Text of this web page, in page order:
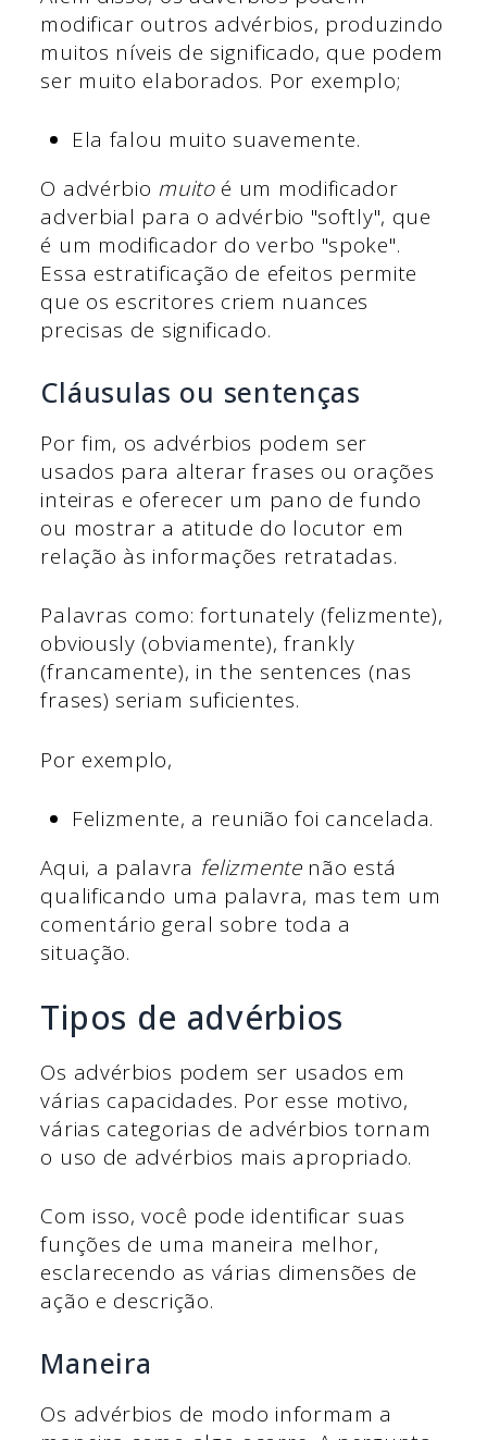
modificar outros advérbios, produzindo
muitos níveis de significado, que podem
ser muito elaborados. Por exemplo;
Ela falou muito suavemente.
O advérbio muitoé um modificador
adverbial para o advérbio "softly", que
é um modificador do verbo "spoke".
Essa estratificação de efeitos permite
que os escritores criem nuances
precisas de significado.
Cláusulas ou sentenças
Por fim, os advérbios podem ser
usados para alterar frases ou orações
inteiras e oferecer um pano de fundo
ou mostrar a atitude do locutor em
relação às informações retratadas.
Palavras como: fortunately (felizmente),
obviously (obviamente), frankly
(francamente), in the sentences (nas
frases) seriam suficientes.
Por exemplo,
Felizmente, a reunião foi cancelada.
Aqui, a palavra felizmentenão está
qualificando uma palavra, mas tem um
comentário geral sobre toda a
situação.
Tipos de advérbios
Os advérbios podem ser usados em
várias capacidades. Por esse motivo,
várias categorias de advérbios tornam
o uso de advérbios mais apropriado.
Com isso, você pode identificar suas
funções de uma maneira melhor,
esclarecendo as várias dimensões de
ação e descrição.
Maneira
Os advérbios de modo informam a